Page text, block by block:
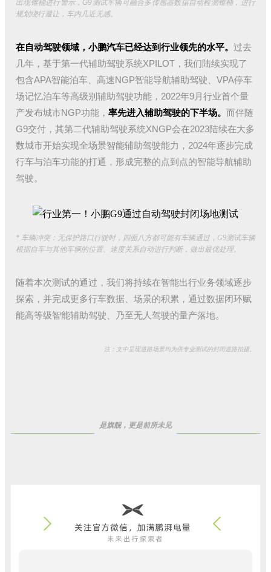
出现锥桶进行警示，G9测试车辆可融合多传感器数据自动检测锥桶，进行
规划绕行避让，车内几近无感。
在自动驾驶领域，小鹏汽车已经达到行业领先的水平。 过去
几年，基于第一代辅助驾驶系统XPILOT，我们陆续实现了
包含APA智能泊车、高速NGP智能导航辅助驾驶、VPA停车
场记忆泊车等高级别辅助驾驶功能，2022年9月行业首个量
产发布城市NGP功能， 率先进入辅助驾驶的下半场。 而伴随
G9交付，其第二代辅助驾驶系统XNGP会在2023陆续在大多
数城市开始实现全场景智能辅助驾驶能力，2024年逐步完成
行车与泊车功能的打通，形成完整的点到点的智能导航辅助
驾驶。
* 车辆冲突：无保护路口行驶时，四面八方都可能有车辆通过，G9测试车辆
根据自车与其他车辆的位置、速度关系自动进行判断，做出最优处理。
随着本次测试的通过，我们将持续在智能出行业务领域逐步
探索，并完成更多行车数据、场景的积累，通过数据闭环赋
能高等级智能辅助驾驶、乃至无人驾驶的量产落地。
注：文中呈现道路场景均为供专业测试的封闭道路拍摄。
是旗舰，更是前所未见